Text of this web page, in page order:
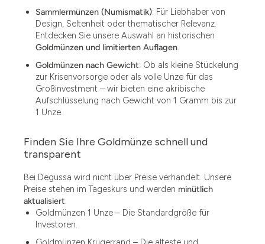
1.49
1.87
12.15
13.77
Sammlermünzen (Numismatik): Für Liebhaber von
Design, Seltenheit oder thematischer Relevanz.
Entdecken Sie unsere Auswahl an historischen
Goldmünzen und limitierten Auflagen.
Goldmünzen nach Gewicht: Ob als kleine Stückelung
zur Krisenvorsorge oder als volle Unze für das
Großinvestment – wir bieten eine akribische
Aufschlüsselung nach Gewicht von 1 Gramm bis zur
1 Unze.
Finden Sie Ihre Goldmünze schnell und
transparent
Bei Degussa wird nicht über Preise verhandelt. Unsere
Preise stehen im Tageskurs und werden minütlich
aktualisiert.
Goldmünzen 1 Unze – Die Standardgröße für
Investoren.